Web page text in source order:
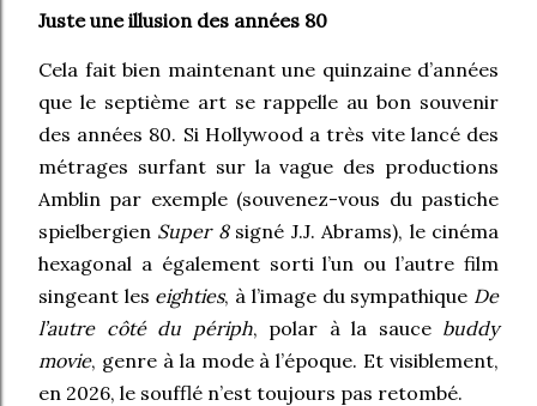
Juste une illusion des années 80
Cela fait bien maintenant une quinzaine d’années
que le septième art se rappelle au bon souvenir
des années 80. Si Hollywood a très vite lancé des
métrages surfant sur la vague des productions
Amblin par exemple (souvenez-vous du pastiche
spielbergien Super 8signé J.J. Abrams), le cinéma
hexagonal a également sorti l’un ou l’autre film
singeant les eighties, à l’image du sympathique De
l’autre côté du périph, polar à la sauce buddy
movie, genre à la mode à l’époque. Et visiblement,
en 2026, le soufflé n’est toujours pas retombé.